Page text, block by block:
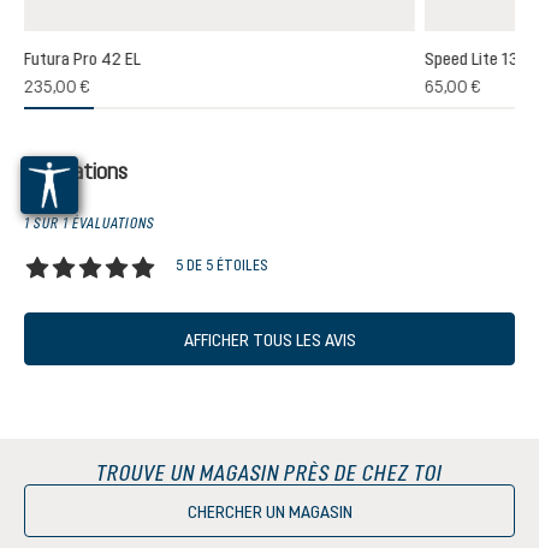
de 5 sur 5 étoiles
Futura Pro 42 EL
235,00 €
Speed Lite 13
65,00 €
Évaluations
1 SUR 1 ÉVALUATIONS
5 DE 5 ÉTOILES
AFFICHER TOUS LES AVIS
TROUVE UN MAGASIN PRÈS DE CHEZ TOI
CHERCHER UN MAGASIN